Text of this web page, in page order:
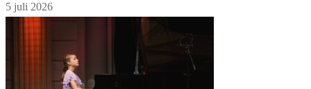
5 juli 2026